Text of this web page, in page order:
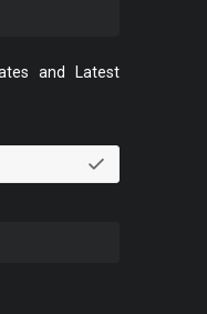
and Latest